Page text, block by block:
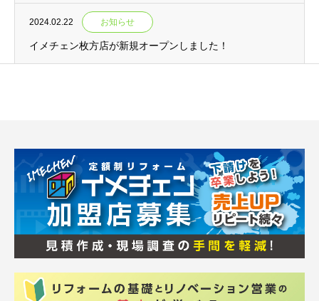
2024.02.22 お知らせ
イメチェン枚方店が新規オープンしました！